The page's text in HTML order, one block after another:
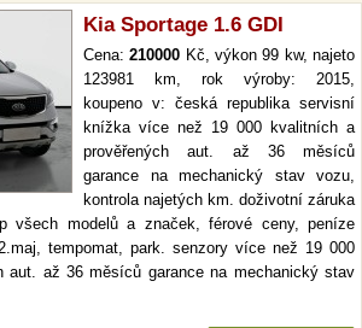
Kia Sportage 1.6 GDI
Cena:210000 Kč, výkon 99 kw, najeto
123981 km, rok výroby: 2015,
koupeno v: česká republika servisní
knížka více než 19 000 kvalitních a
prověřených aut. až 36 měsíců
garance na mechanický stav vozu,
kontrola najetých km. doživotní záruka
všech modelů a značek, férové ceny, peníze
tempomat, park. senzory více než 19 000
aut. až 36 měsíců garance na mechanický stav